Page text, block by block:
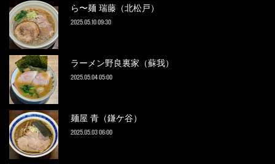
ら〜麺 瑞藤（北松戸）
2025.05.10 09:30
ラーメン野良裏家（蘇我）
2025.05.04 05:00
麺屋 青（鎌ケ谷）
2025.05.03 06:00